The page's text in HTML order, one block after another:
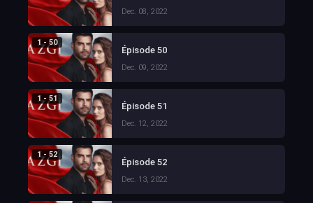
Dec. 08, 2022
1 - 50
Épisode 50
Dec. 09, 2022
1 - 51
Épisode 51
Dec. 12, 2022
1 - 52
Épisode 52
Dec. 13, 2022